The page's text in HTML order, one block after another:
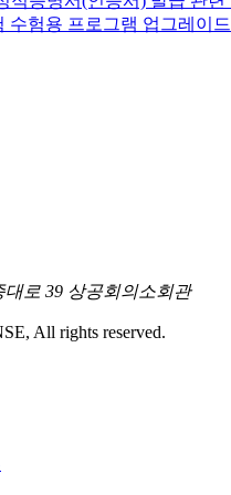
수험용 프로그램 업그레이
로 39 상공회의소회관
All rights reserved.